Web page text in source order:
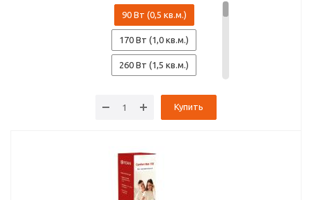
90 Вт (0,5 кв.м.)
170 Вт (1,0 кв.м.)
260 Вт (1,5 кв.м.)
600 Вт (3,5 кв.м.)
700 Вт (4,0 кв.м.)
Купить